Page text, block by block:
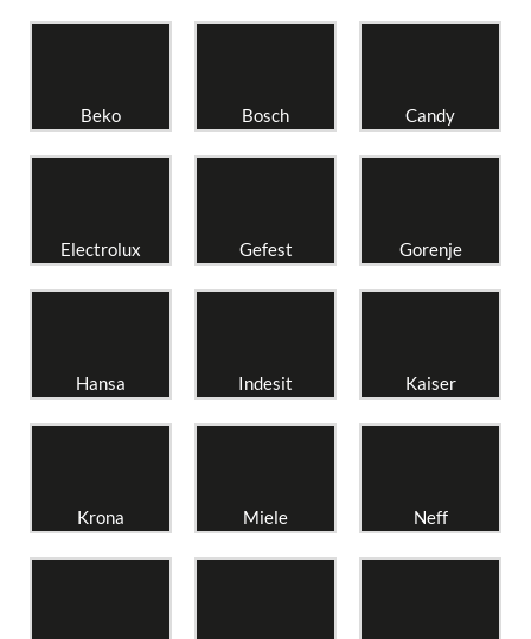
Beko Bosch Candy
Electrolux Gefest Gorenje
Hansa Indesit Kaiser
Krona Miele Neff